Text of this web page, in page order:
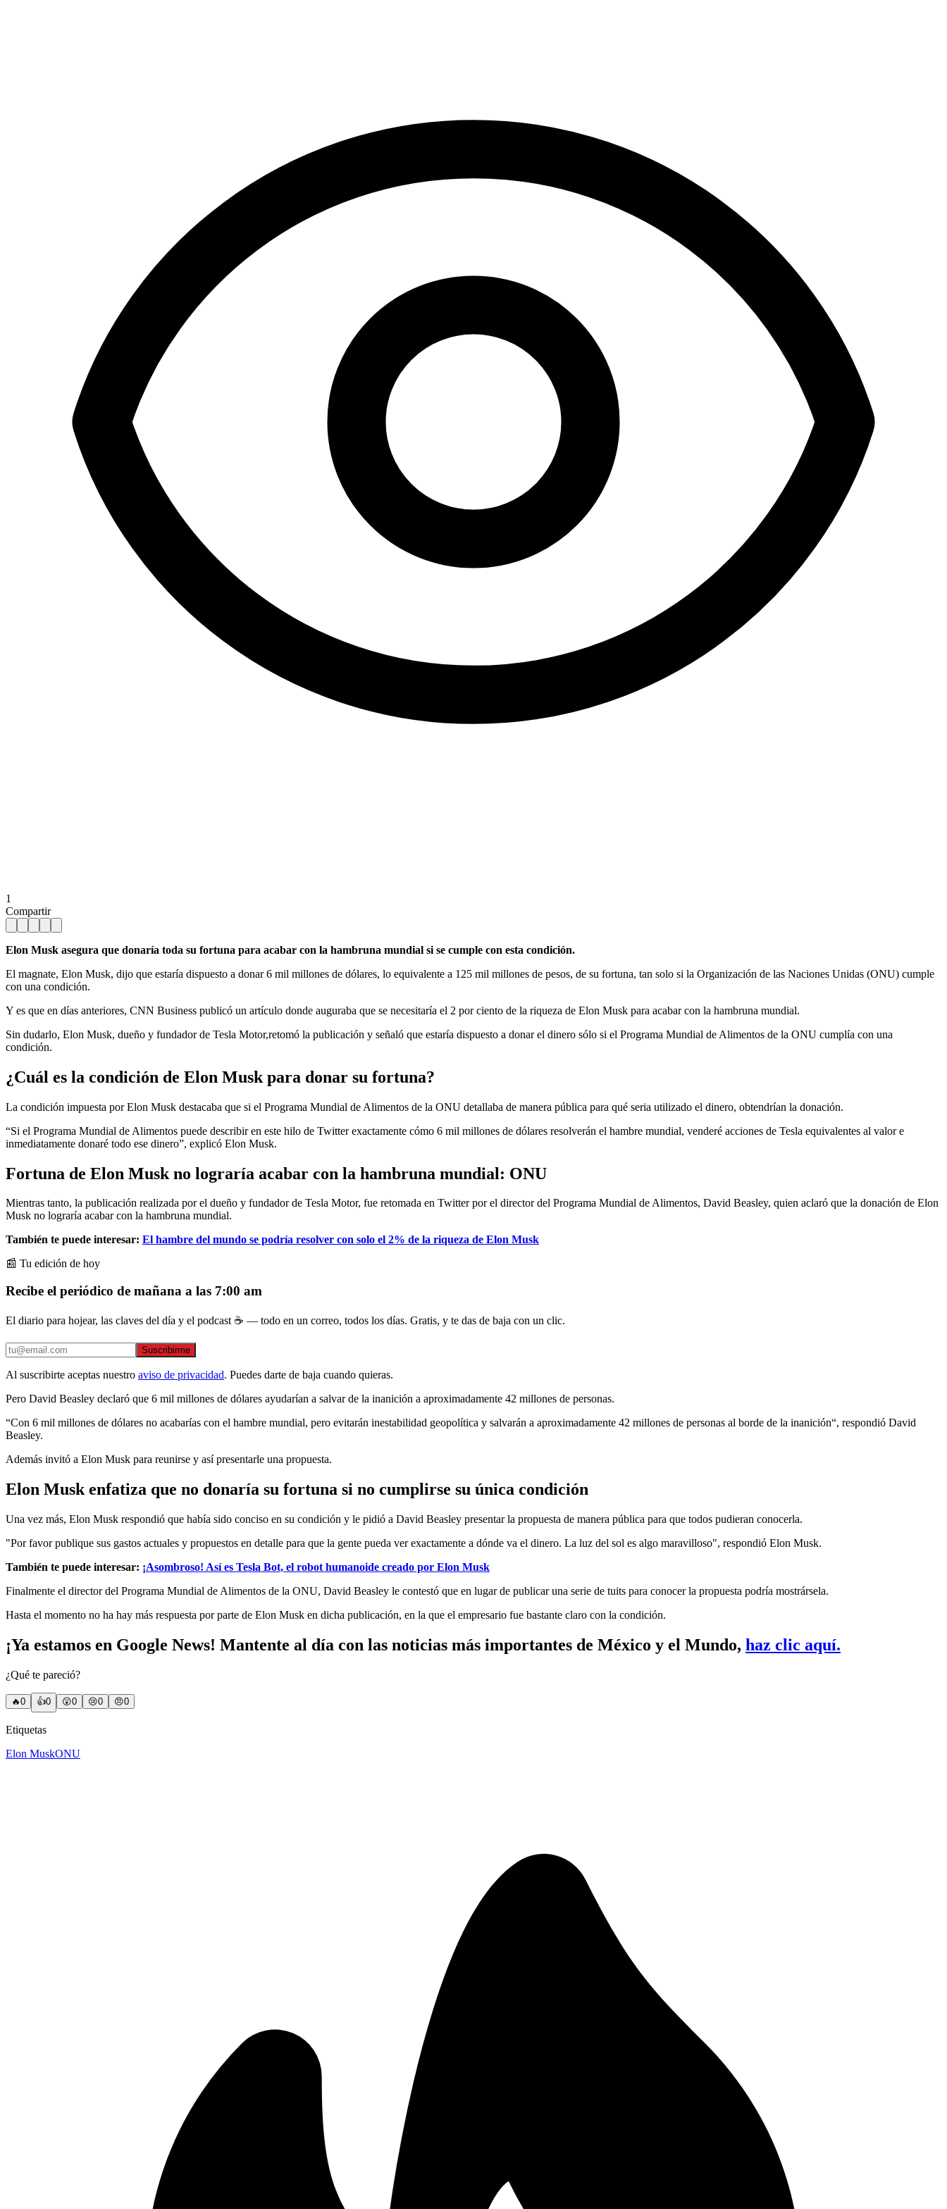
1
Compartir
Elon Musk asegura que donaría toda su fortuna para acabar con la hambruna mundial si se cumple con esta condición.
El magnate, Elon Musk, dijo que estaría dispuesto a donar 6 mil millones de dólares, lo equivalente a 125 mil millones de pesos, de su fortuna, tan solo si la Organización de las Naciones Unidas (ONU) cumple
con una condición.
Y es que en días anteriores, CNN Business publicó un artículo donde auguraba que se necesitaría el 2 por ciento de la riqueza de Elon Musk para acabar con la hambruna mundial.
Sin dudarlo, Elon Musk, dueño y fundador de Tesla Motor,retomó la publicación y señaló que estaría dispuesto a donar el dinero sólo si el Programa Mundial de Alimentos de la ONU cumplía con una
condición.
¿Cuál es la condición de Elon Musk para donar su fortuna?
La condición impuesta por Elon Musk destacaba que si el Programa Mundial de Alimentos de la ONU detallaba de manera pública para qué seria utilizado el dinero, obtendrían la donación.
“Si el Programa Mundial de Alimentos puede describir en este hilo de Twitter exactamente cómo 6 mil millones de dólares resolverán el hambre mundial, venderé acciones de Tesla equivalentes al valor e
inmediatamente donaré todo ese dinero”, explicó Elon Musk.
Fortuna de Elon Musk no lograría acabar con la hambruna mundial: ONU
Mientras tanto, la publicación realizada por el dueño y fundador de Tesla Motor, fue retomada en Twitter por el director del Programa Mundial de Alimentos, David Beasley, quien aclaró que la donación de Elon
Musk no lograría acabar con la hambruna mundial.
También te puede interesar: El hambre del mundo se podría resolver con solo el 2% de la riqueza de Elon Musk
📰 Tu edición de hoy
Recibe el periódico de mañana a las 7:00 am
El diario para hojear, las claves del día y el podcast ☕ — todo en un correo, todos los días. Gratis, y te das de baja con un clic.
Suscribirme
Al suscribirte aceptas nuestro aviso de privacidad. Puedes darte de baja cuando quieras.
Pero David Beasley declaró que 6 mil millones de dólares ayudarían a salvar de la inanición a aproximadamente 42 millones de personas.
“Con 6 mil millones de dólares no acabarías con el hambre mundial, pero evitarán inestabilidad geopolítica y salvarán a aproximadamente 42 millones de personas al borde de la inanición“, respondió David
Beasley.
Además invitó a Elon Musk para reunirse y así presentarle una propuesta.
Elon Musk enfatiza que no donaría su fortuna si no cumplirse su única condición
Una vez más, Elon Musk respondió que había sido conciso en su condición y le pidió a David Beasley presentar la propuesta de manera pública para que todos pudieran conocerla.
"Por favor publique sus gastos actuales y propuestos en detalle para que la gente pueda ver exactamente a dónde va el dinero. La luz del sol es algo maravilloso", respondió Elon Musk.
También te puede interesar: ¡Asombroso! Así es Tesla Bot, el robot humanoide creado por Elon Musk
Finalmente el director del Programa Mundial de Alimentos de la ONU, David Beasley le contestó que en lugar de publicar una serie de tuits para conocer la propuesta podría mostrársela.
Hasta el momento no ha hay más respuesta por parte de Elon Musk en dicha publicación, en la que el empresario fue bastante claro con la condición.
¡Ya estamos en Google News! Mantente al día con las noticias más importantes de México y el Mundo, haz clic aquí.
¿Qué te pareció?
🔥0 👍0 😲0 😢0 😠0
Etiquetas
Elon MuskONU